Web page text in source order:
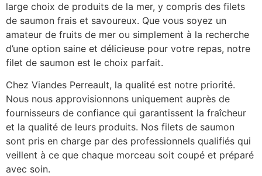
large choix de produits de la mer, y compris des filets
de saumon frais et savoureux. Que vous soyez un
amateur de fruits de mer ou simplement à la recherche
d’une option saine et délicieuse pour votre repas, notre
filet de saumon est le choix parfait.
Chez Viandes Perreault, la qualité est notre priorité.
Nous nous approvisionnons uniquement auprès de
fournisseurs de confiance qui garantissent la fraîcheur
et la qualité de leurs produits. Nos filets de saumon
sont pris en charge par des professionnels qualifiés qui
veillent à ce que chaque morceau soit coupé et préparé
avec soin.